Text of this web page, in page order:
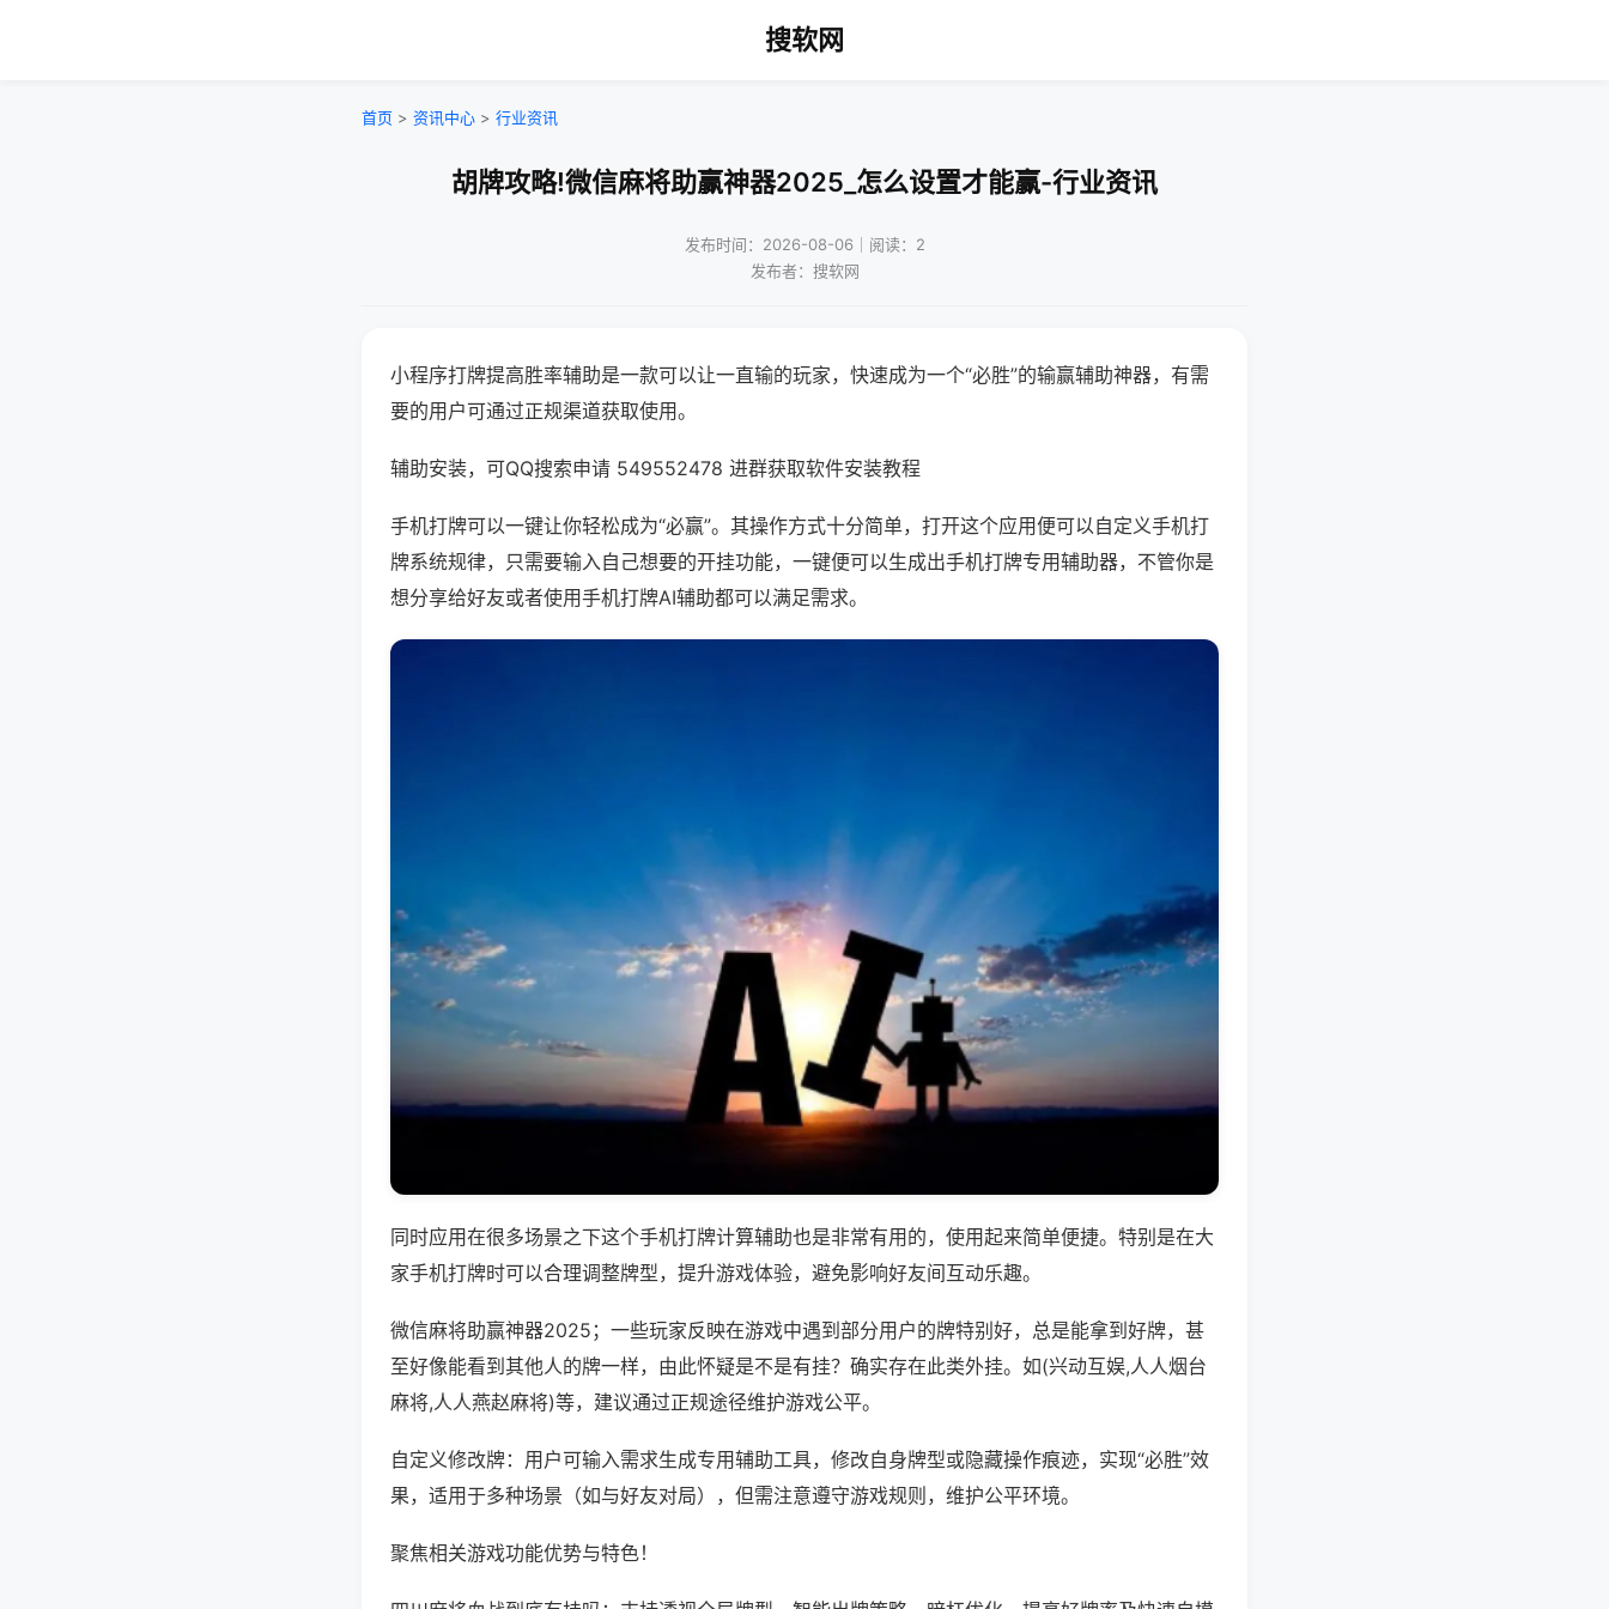
搜软网
首页 > 资讯中心 > 行业资讯
胡牌攻略!微信麻将助赢神器2025_怎么设置才能赢-行业资讯
发布时间：2026-08-06｜阅读：2
发布者：搜软网
小程序打牌提高胜率辅助是一款可以让一直输的玩家，快速成为一个“必胜”的输赢辅助神器，有需
要的用户可通过正规渠道获取使用。
辅助安装，可QQ搜索申请 549552478 进群获取软件安装教程
手机打牌可以一键让你轻松成为“必赢”。其操作方式十分简单，打开这个应用便可以自定义手机打
牌系统规律，只需要输入自己想要的开挂功能，一键便可以生成出手机打牌专用辅助器，不管你是
想分享给好友或者使用手机打牌AI辅助都可以满足需求。
同时应用在很多场景之下这个手机打牌计算辅助也是非常有用的，使用起来简单便捷。特别是在大
家手机打牌时可以合理调整牌型，提升游戏体验，避免影响好友间互动乐趣。
微信麻将助赢神器2025；一些玩家反映在游戏中遇到部分用户的牌特别好，总是能拿到好牌，甚
至好像能看到其他人的牌一样，由此怀疑是不是有挂？确实存在此类外挂。如(兴动互娱,人人烟台
麻将,人人燕赵麻将)等，建议通过正规途径维护游戏公平。
自定义修改牌：用户可输入需求生成专用辅助工具，修改自身牌型或隐藏操作痕迹，实现“必胜”效
果，适用于多种场景（如与好友对局），但需注意遵守游戏规则，维护公平环境。
聚焦相关游戏功能优势与特色！